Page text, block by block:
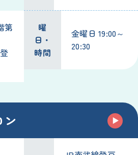
第
曜
日・
時間
金曜日 19:00～
20:30
ン